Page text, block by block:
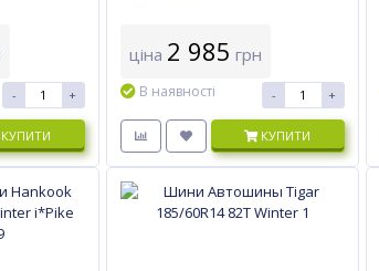
- +
ціна 2 985 грн
В наявності - +
КУПИТИ